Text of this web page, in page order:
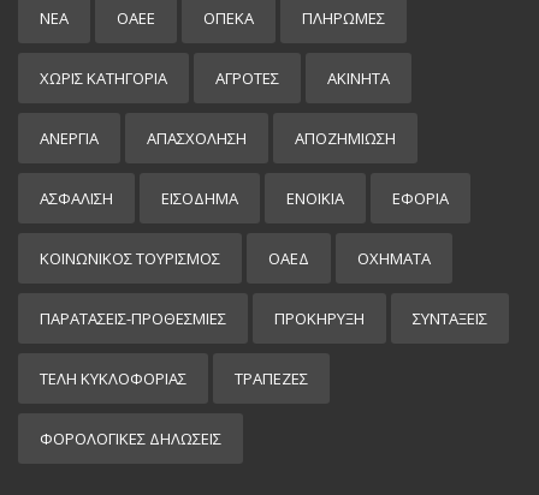
ΝΕΑ ΟΑΕΕ ΟΠΕΚΑ ΠΛΗΡΩΜΕΣ
ΧΩΡΊΣ ΚΑΤΗΓΟΡΊΑ ΑΓΡΟΤΕΣ ΑΚΙΝΗΤΑ
ΑΝΕΡΓΙΑ ΑΠΑΣΧΟΛΗΣΗ ΑΠΟΖΗΜΙΩΣΗ
ΑΣΦΑΛΙΣΗ ΕΙΣΌΔΗΜΑ ΕΝΟΙΚΙΑ ΕΦΟΡΙΑ
ΚΟΙΝΩΝΙΚΟΣ ΤΟΥΡΙΣΜΟΣ ΟΑΕΔ ΟΧΗΜΑΤΑ
ΠΑΡΑΤΑΣΕΙΣ-ΠΡΟΘΕΣΜΙΕΣ ΠΡΟΚΉΡΥΞΗ ΣΥΝΤΑΞΕΙΣ
ΤΕΛΗ ΚΥΚΛΟΦΟΡΙΑΣ ΤΡΑΠΕΖΕΣ
ΦΟΡΟΛΟΓΙΚΕΣ ΔΗΛΩΣΕΙΣ